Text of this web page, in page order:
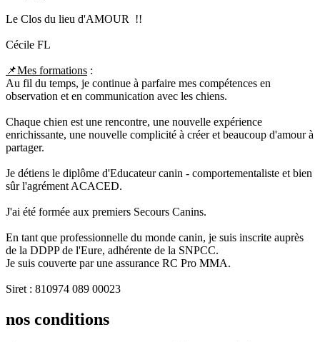
Le Clos du lieu d'AMOUR !!
Cécile FL
📌Mes formations :
Au fil du temps, je continue à parfaire mes compétences en
observation et en communication avec les chiens.
Chaque chien est une rencontre, une nouvelle expérience
enrichissante, une nouvelle complicité à créer et beaucoup d'amour à
partager.
Je détiens le diplôme d'Educateur canin - comportementaliste et bien
sûr l'agrément ACACED.
J'ai été formée aux premiers Secours Canins.
En tant que professionnelle du monde canin, je suis inscrite auprès
de la DDPP de l'Eure, adhérente de la SNPCC.
Je suis couverte par une assurance RC Pro MMA.
Siret : 810974 089 00023
nos conditions